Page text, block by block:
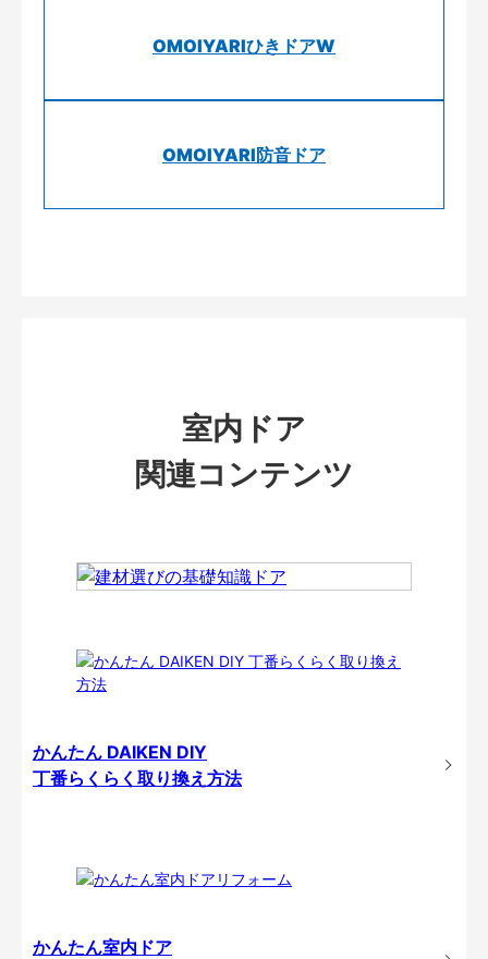
OMOIYARIひきドアW
OMOIYARI防音ドア
室内ドア
関連コンテンツ
かんたん DAIKEN DIY
丁番らくらく取り換え方法
かんたん室内ドア